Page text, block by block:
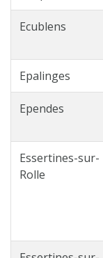
Ecublens
Epalinges
Ependes
Essertines-sur-
Rolle